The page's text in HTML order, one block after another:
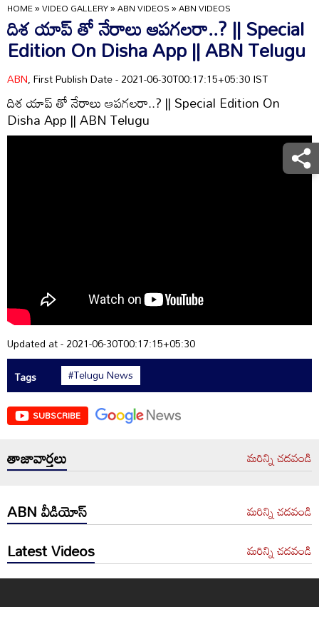
HOME»VIDEO GALLERY»ABN VIDEOS»ABN VIDEOS
దిశ యాప్ తో నేరాలు ఆపగలరా..? || Special
Edition On Disha App || ABN Telugu
ABN, First Publish Date - 2021-06-30T00:17:15+05:30 IST
దిశ యాప్ తో నేరాలు ఆపగలరా..? || Special Edition On
Disha App || ABN Telugu
Updated at - 2021-06-30T00:17:15+05:30
Tags
#Telugu News
SUBSCRIBE
తాజావార్తలు మరిన్ని చదవండి
ABN వీడియోస్ మరిన్ని చదవండి
Latest Videos మరిన్ని చదవండి